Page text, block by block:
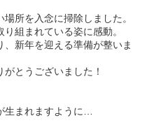
所を入念に掃除しました。
組まれている姿に感動。
新年を迎える準備が整いま
がとうございました！
生まれますように…